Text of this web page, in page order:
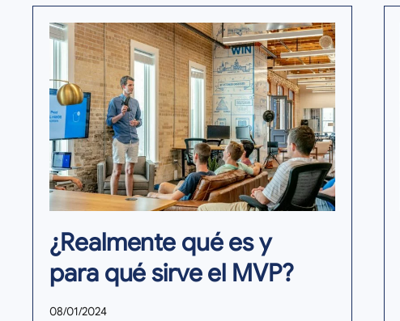
¿Realmente qué es y
para qué sirve el MVP?
08/01/2024